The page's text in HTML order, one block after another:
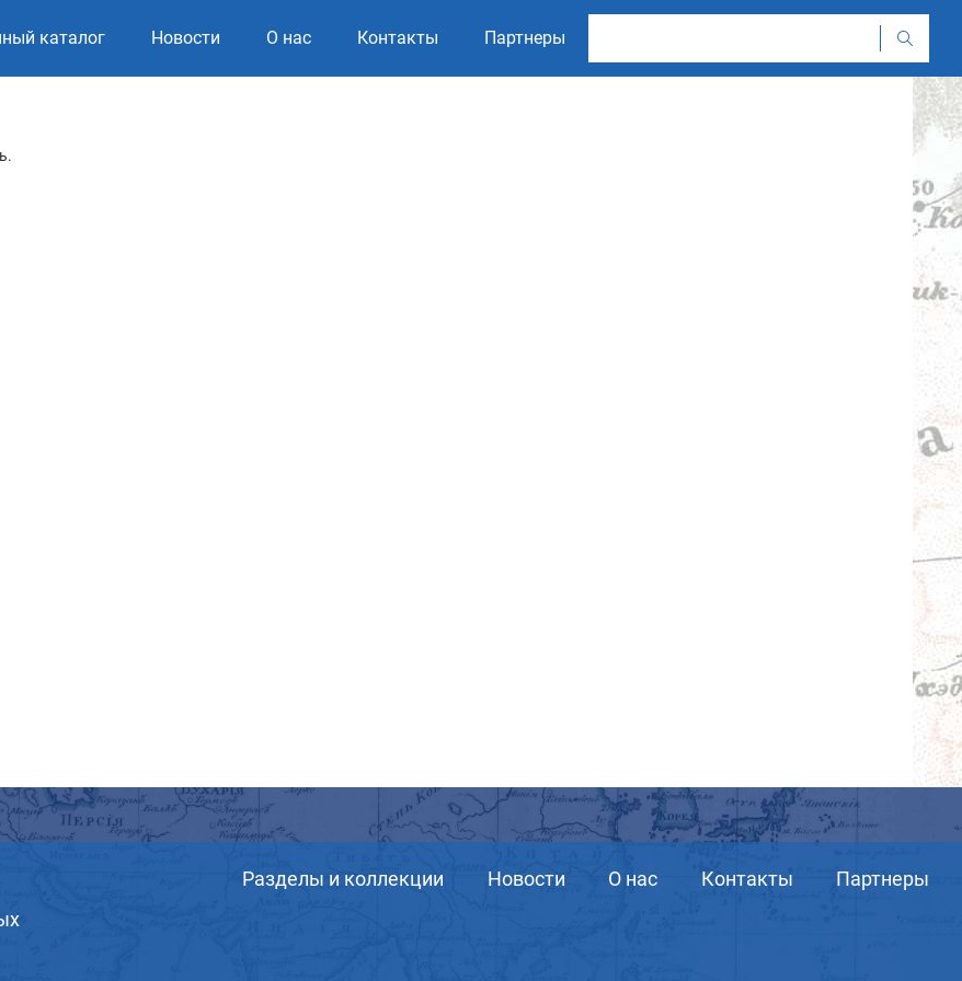
каталог Новости О нас Контакты Партнеры
Разделы и коллекции Новости О нас Контакты Партнеры